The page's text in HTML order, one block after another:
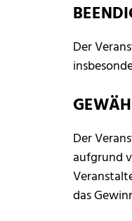
Der
Der
aufgrund
das